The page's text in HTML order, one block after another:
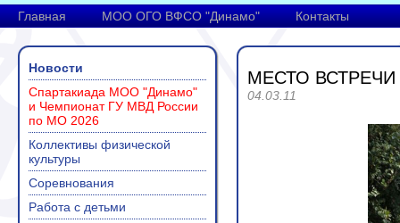
Главная МОО ОГО ВФСО "Динамо" Контакты
Новости
Спартакиада МОО "Динамо"
и Чемпионат ГУ МВД России
по МО 2026
Коллективы физической
культуры
Соревнования
Работа с детьми
МЕСТО
04.03.11